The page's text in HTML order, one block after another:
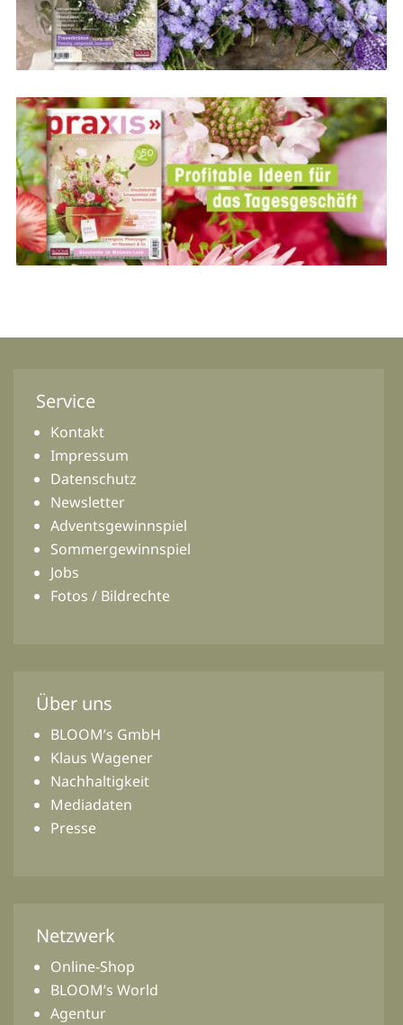
Service
Kontakt
Impressum
Datenschutz
Newsletter
Adventsgewinnspiel
Sommergewinnspiel
Jobs
Fotos / Bildrechte
Über uns
BLOOM’s GmbH
Klaus Wagener
Nachhaltigkeit
Mediadaten
Presse
Netzwerk
Online-Shop
BLOOM’s World
Agentur